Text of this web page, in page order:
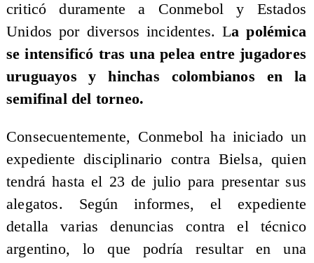
criticó duramente a Conmebol y Estados
Unidos por diversos incidentes. La polémica
se intensificó tras una pelea entre jugadores
uruguayos y hinchas colombianos en la
semifinal del torneo.
Consecuentemente, Conmebol ha iniciado un
expediente disciplinario contra Bielsa, quien
tendrá hasta el 23 de julio para presentar sus
alegatos. Según informes, el expediente
detalla varias denuncias contra el técnico
argentino, lo que podría resultar en una